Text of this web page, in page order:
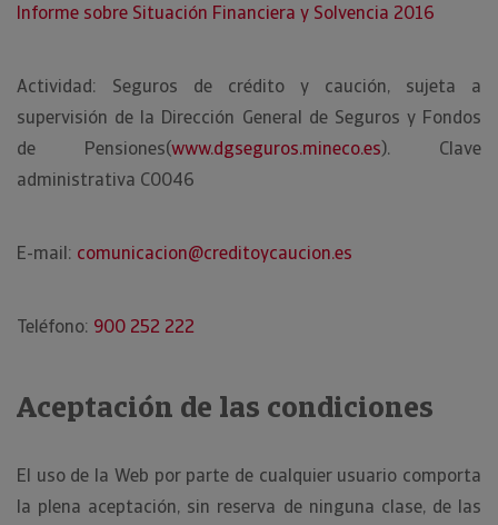
Informe sobre Situación Financiera y Solvencia 2016
Actividad: Seguros de crédito y caución, sujeta a
supervisión de la Dirección General de Seguros y Fondos
de Pensiones(www.dgseguros.mineco.es). Clave
administrativa C0046
E-mail: comunicacion@creditoycaucion.es
Teléfono: 900 252 222
Aceptación de las condiciones
El uso de la Web por parte de cualquier usuario comporta
la plena aceptación, sin reserva de ninguna clase, de las